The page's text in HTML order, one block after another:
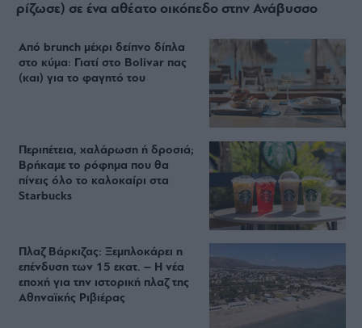
ρίζωσε) σε ένα αθέατο οικόπεδο στην Ανάβυσσο
Από brunch μέχρι δείπνο δίπλα
στο κύμα: Γιατί στο Bolivar πας
(και) για το φαγητό του
Περιπέτεια, χαλάρωση ή δροσιά;
Βρήκαμε το ρόφημα που θα
πίνεις όλο το καλοκαίρι στα
Starbucks
Πλαζ Βάρκιζας: Ξεμπλοκάρει η
επένδυση των 15 εκατ. – Η νέα
εποχή για την ιστορική πλαζ της
Αθηναϊκής Ριβιέρας